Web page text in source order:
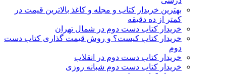
بهترین خریدار کتاب و مجله و کاغذ بالاترین قیمت در
کمتر از ده دقیقه
خریدار کتاب دست دوم در شمال تهران
خریدار کتاب کیست؟ و روش قیمت گذاری کتاب دست
دوم
خریدار کتاب دست دوم در انقلاب
خریدار کتاب دست دوم شبانه روزی